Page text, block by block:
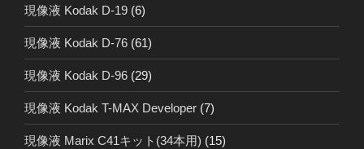
現像液 Kodak D-19 (6)
現像液 Kodak D-76 (61)
現像液 Kodak D-96 (29)
現像液 Kodak T-MAX Developer (7)
現像液 Marix C41キット(34本用) (15)